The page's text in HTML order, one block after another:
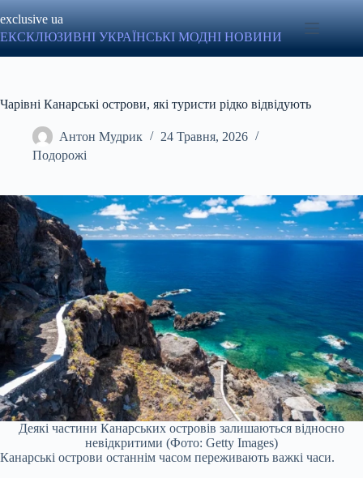
до
вмісту
exclusive ua
ЕКСКЛЮЗИВНІ УКРАЇНСЬКІ МОДНІ НОВИНИ
Чарівні Канарські острови, які туристи рідко відвідують
Антон Мудрик
24 Травня, 2026
Подорожі
Деякі частини Канарських островів залишаються відносно
невідкритими (Фото: Getty Images)
Канарські острови останнім часом переживають важкі часи.